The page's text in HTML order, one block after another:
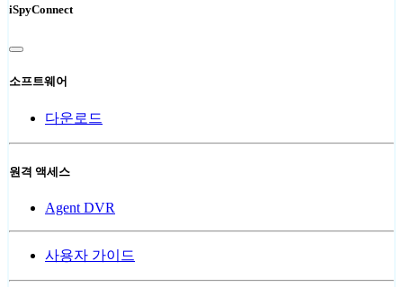
iSpyConnect
소프트웨어
다운로드
원격 액세스
Agent DVR
사용자 가이드